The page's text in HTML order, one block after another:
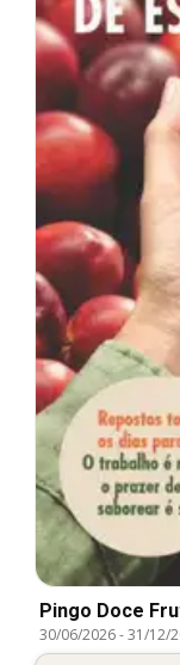
Pingo Doce
30/06/2026-31/12/